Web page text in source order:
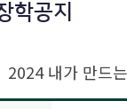
학공지
2024 내가 만드